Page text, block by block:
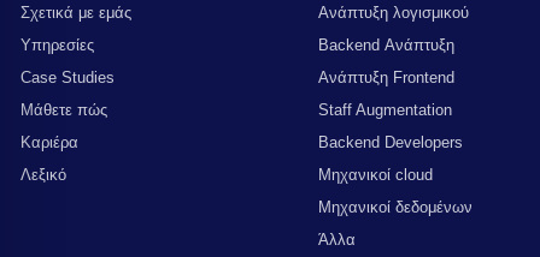
Σχετικά με εμάς
Υπηρεσίες
Case Studies
Μάθετε πώς
Καριέρα
Λεξικό
Ανάπτυξη λογισμικού
Backend Ανάπτυξη
Ανάπτυξη Frontend
Staff Augmentation
Backend Developers
Μηχανικοί cloud
Μηχανικοί δεδομένων
Άλλα